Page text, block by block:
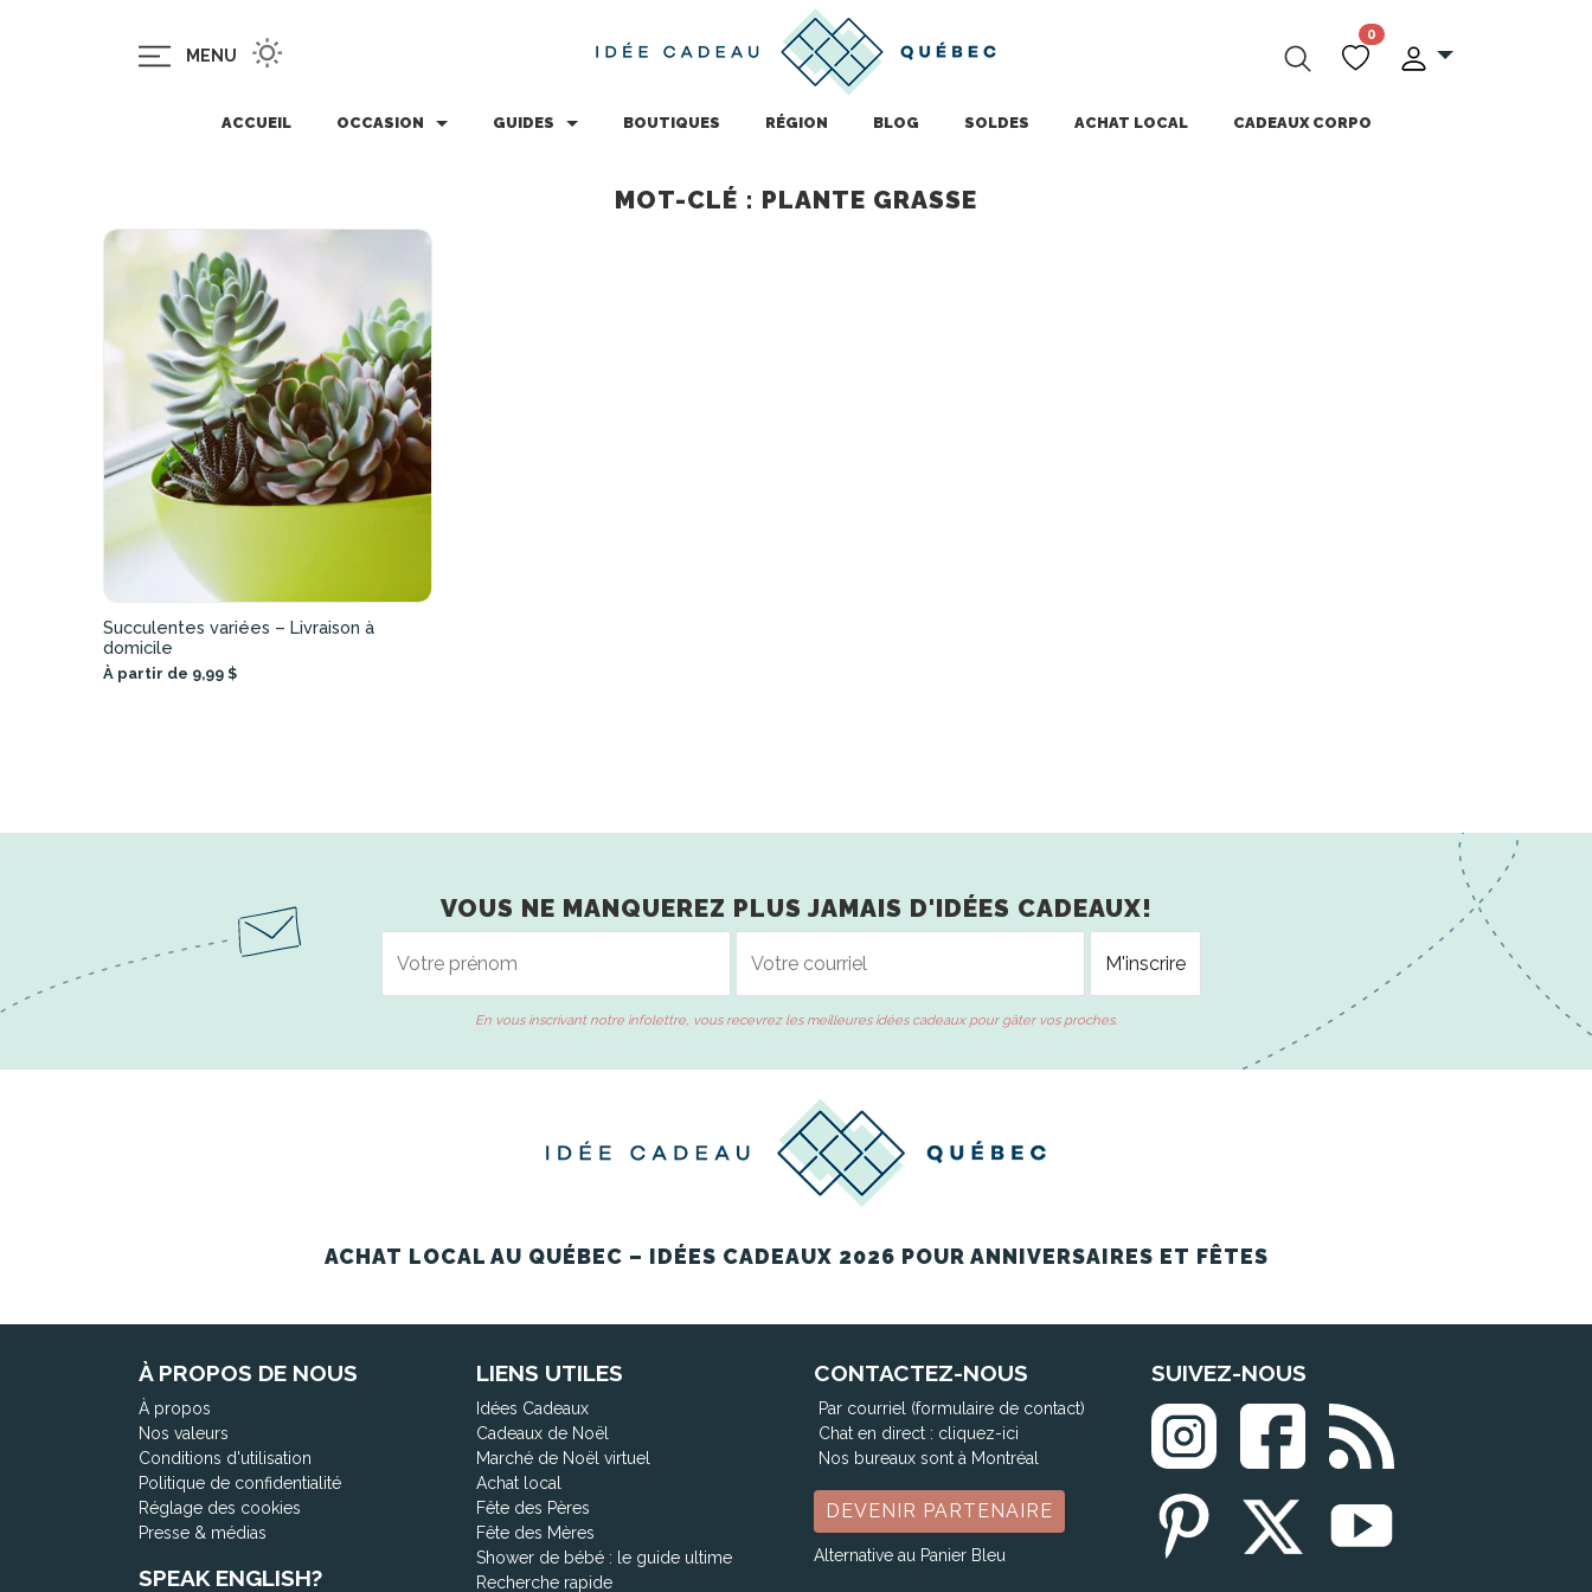
MENU
0
ACCUEIL OCCASION GUIDES BOUTIQUES RÉGION BLOG SOLDES ACHAT LOCAL CADEAUX CORPO
MOT-CLÉ : PLANTE GRASSE
Succulentes variées – Livraison à
domicile
À partir de 9,99 $
VOUS NE MANQUEREZ PLUS JAMAIS D'IDÉES CADEAUX!
En vous inscrivant notre infolettre, vous recevrez les meilleures idées cadeaux pour gâter vos proches.
ACHAT LOCAL AU QUÉBEC – IDÉES CADEAUX 2026 POUR ANNIVERSAIRES ET FÊTES
À PROPOS DE NOUS
À propos
Nos valeurs
Conditions d'utilisation
Politique de confidentialité
Réglage des cookies
Presse & médias
SPEAK ENGLISH?
LIENS UTILES
Idées Cadeaux
Cadeaux de Noël
Marché de Noël virtuel
Achat local
Fête des Pères
Fête des Mères
Shower de bébé : le guide ultime
Recherche rapide
CONTACTEZ-NOUS
Par courriel (formulaire de contact)
Chat en direct : cliquez-ici
Nos bureaux sont à Montréal
DEVENIR PARTENAIRE
Alternative au Panier Bleu
SUIVEZ-NOUS